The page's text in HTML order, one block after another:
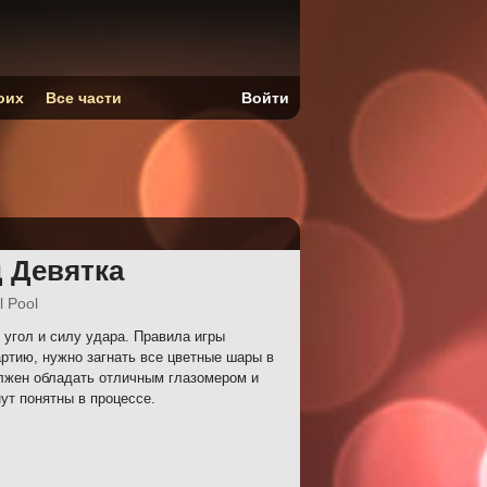
Pool
и силу удара. Правила игры
нужно загнать все цветные шары в
обладать отличным глазомером и
понятны в процессе.
Все части Войти